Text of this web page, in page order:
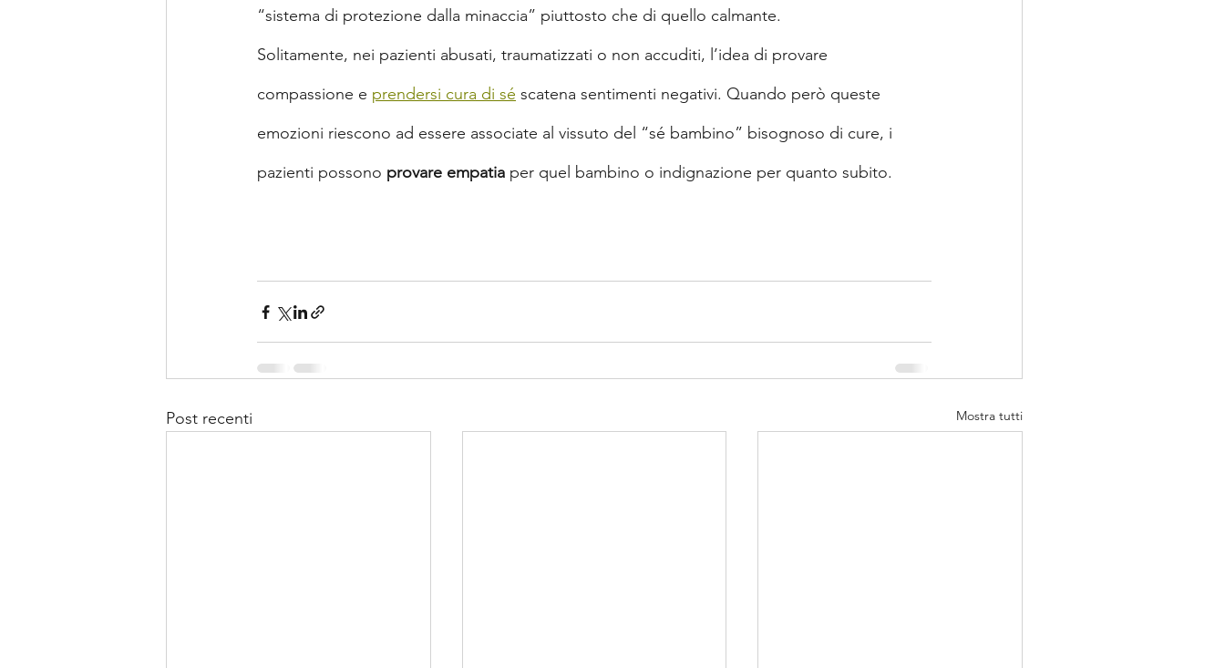
“sistema di protezione dalla minaccia” piuttosto che di quello calmante.
Solitamente, nei pazienti abusati, traumatizzati o non accuditi, l’idea di provare
compassione e prendersi cura di sé scatena sentimenti negativi. Quando però queste
emozioni riescono ad essere associate al vissuto del “sé bambino” bisognoso di cure, i
pazienti possono provare empatia per quel bambino o indignazione per quanto subito.
Post recenti Mostra tutti